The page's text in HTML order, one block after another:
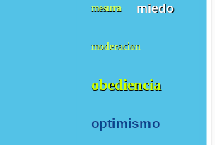
mesura miedo
moderacion
obediencia
optimismo